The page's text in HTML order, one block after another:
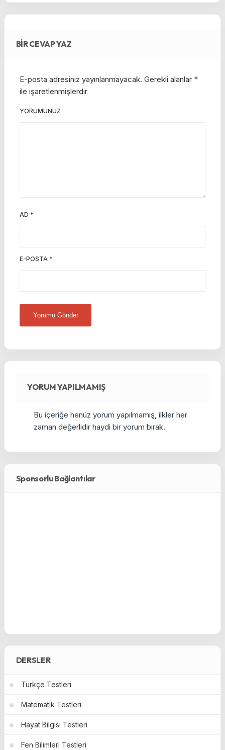
BIR CEVAP YAZ
E-posta adresiniz yayınlanmayacak. Gerekli alanlar *
ile işaretlenmişlerdir
YORUMUNUZ
AD *
E-POSTA *
YORUM YAPILMAMIŞ
Bu içeriğe henüz yorum yapılmamış, ilkler her
zaman değerlidir haydi bir yorum bırak.
Sponsorlu Bağlantılar
DERSLER
Türkçe Testleri
Matematik Testleri
Hayat Bilgisi Testleri
Fen Bilimleri Testleri